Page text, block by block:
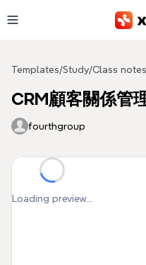
Templates/Study/Class notes
CRM顧客關係管
fourthgroup
Loading preview...